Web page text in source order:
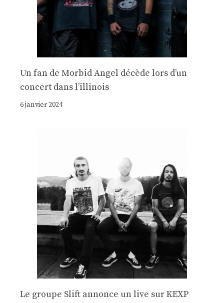
Un fan de Morbid Angel décède lors d’un
concert dans l’illinois
6 janvier 2024
Le groupe Slift annonce un live sur KEXP